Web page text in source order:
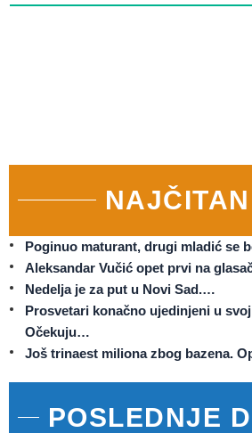
Poginuo maturant, drugi mladić se
Aleksandar Vučić opet prvi na
Nedelja je za put u Novi Sad.…
Prosvetari konačno ujedinjeni u
Očekuju…
Još trinaest miliona zbog bazena.
POSLEDNJE